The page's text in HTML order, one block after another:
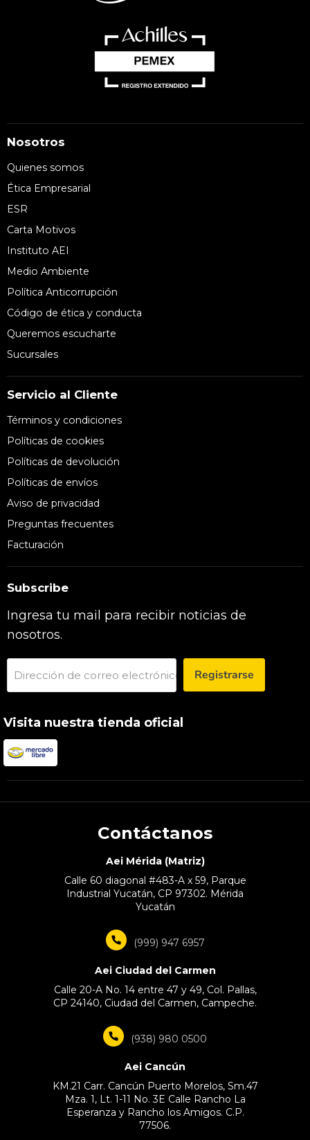
Nosotros
Quienes somos
Ética Empresarial
ESR
Carta Motivos
Instituto AEI
Medio Ambiente
Política Anticorrupción
Código de ética y conducta
Queremos escucharte
Sucursales
Servicio al Cliente
Términos y condiciones
Políticas de cookies
Políticas de devolución
Políticas de envíos
Aviso de privacidad
Preguntas frecuentes
Facturación
Subscribe
Ingresa tu mail para recibir noticias de
nosotros.
Dirección de correo electrónico Registrarse
Visita nuestra tienda oficial
Contáctanos
Aei Mérida (Matriz)
Calle 60 diagonal #483-A x 59, Parque
Industrial Yucatán, CP 97302. Mérida
Yucatán
(999) 947 6957
Aei Ciudad del Carmen
Calle 20-A No. 14 entre 47 y 49, Col. Pallas,
CP 24140, Ciudad del Carmen, Campeche.
(938) 980 0500
Aei Cancún
KM.21 Carr. Cancún Puerto Morelos, Sm.47
Mza. 1, Lt. 1-11 No. 3E Calle Rancho La
Esperanza y Rancho los Amigos. C.P.
77506.